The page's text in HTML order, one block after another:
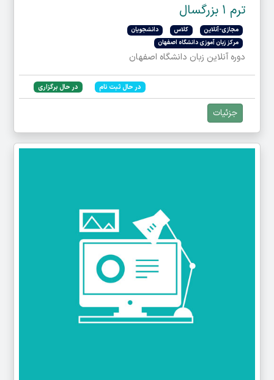
ترم ۱ بزرگسال
مجازی-آنلاین کلاس
دانشجویان
مرکز زبان آموزی دانشگاه اصفهان
دوره آنلاین زبان دانشگاه اصفهان
در حال ثبت نام در حال برگزاری
جزئیات